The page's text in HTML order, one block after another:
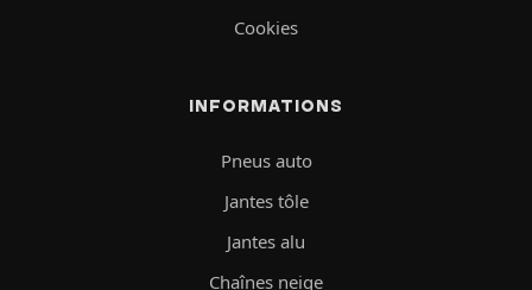
Cookies
INFORMATIONS
Pneus auto
Jantes tôle
Jantes alu
Chaînes neige